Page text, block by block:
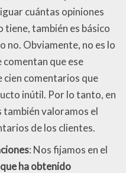
cuántas opiniones
también es básico
no. Obviamente, no es lo
que ese
comentarios que
inútil. Por lo tanto, en
también valoramos el
de los clientes.
: Nos fijamos en el
ha obtenido